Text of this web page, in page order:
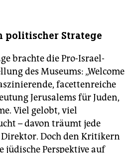
politischer Stratege
brachte die Pro-Israel-
des Museums: „Welcome
facettenreiche
Jerusalems für Juden,
Viel gelobt, viel
– davon träumt jede
Doch den Kritikern
jüdische Perspektive auf